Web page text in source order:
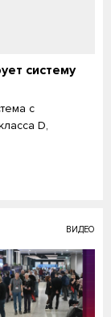
систему
с
D,
ВИДЕО